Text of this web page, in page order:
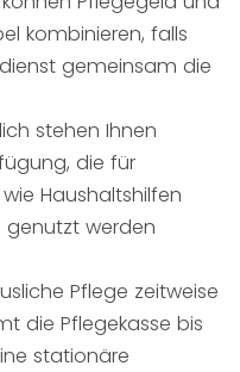
kombinieren, falls
gemeinsam die
stehen Ihnen
die für
Haushaltshilfen
werden
Pflege zeitweise
die Pflegekasse bis
stationäre